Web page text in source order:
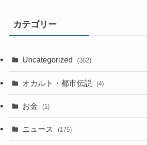
カテゴリー
Uncategorized (362)
オカルト・都市伝説 (4)
お金 (1)
ニュース (175)